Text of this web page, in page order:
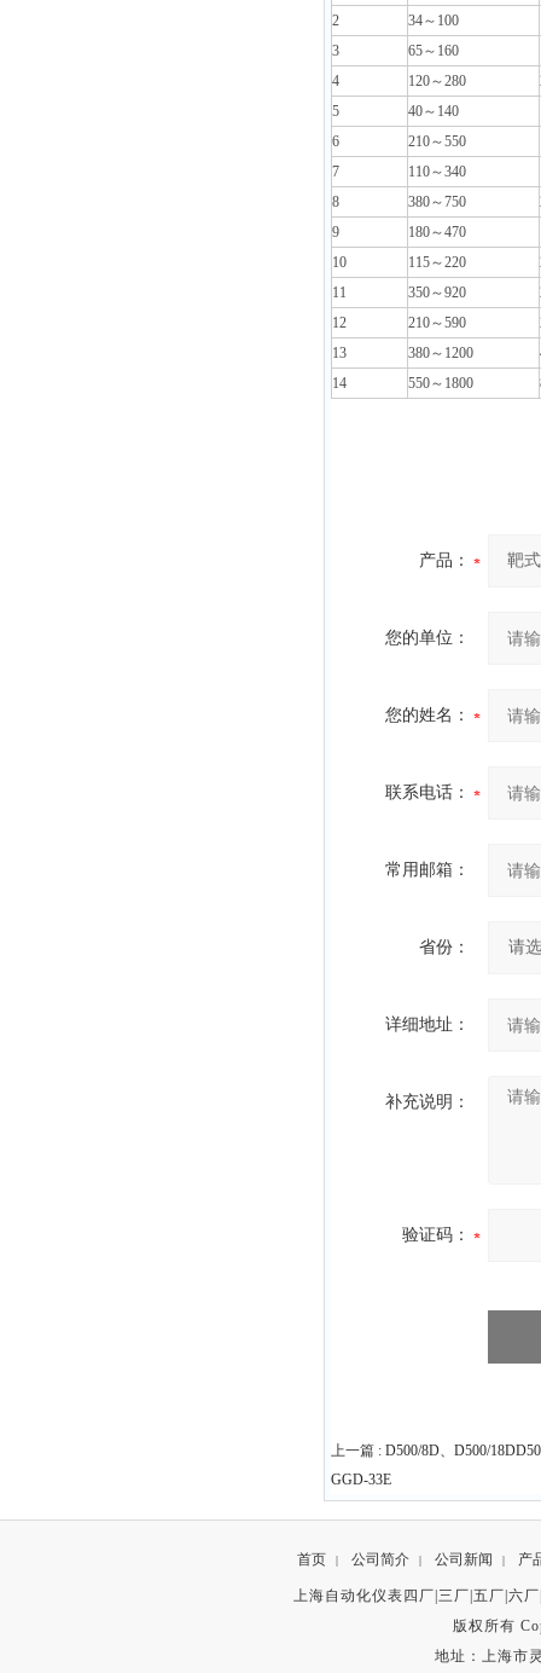
2
34～100
3
65～160
4
120～280
5
40～140
6
210～550
7
110～340
8
380～750
9
180～470
10
115～220
11
350～920
12
210～590
13
380～1200
14
550～1800
产品：
您的单位：
您的姓名：
联系电话：
常用邮箱：
省份：
详细地址：
补充说明：
验证码：
上一篇 : D500/8D、D500/
GGD-33E
首页 | 公司简介 | 公司新闻 | 产
上海自动化仪表四厂|三厂|五厂|六
版权所有
地址：上海市